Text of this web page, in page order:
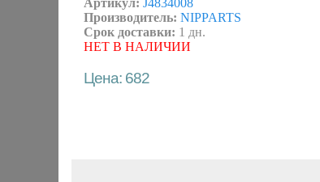
Артикул: J4834008
Производитель: NIPPARTS
Срок доставки: 1 дн.
НЕТ В НАЛИЧИИ
Цена: 682